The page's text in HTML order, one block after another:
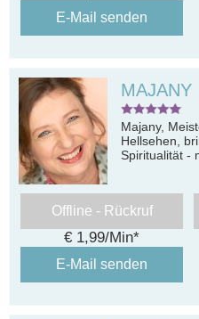
E-Mail senden
MAJANY
Majany,
Hellsehen,
Spiritualität -
Offline - Rückruf
€ 1,99/Min*
E-Mail senden